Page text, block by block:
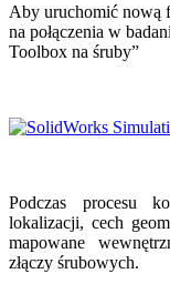
Aby uruchomić nową
na połączenia w
Toolbox na śruby”
Podczas procesu
lokalizacji, cech
mapowane
złączy śrubowych.